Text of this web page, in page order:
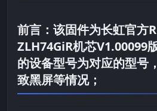
前言： 该固件为长虹官方
ZLH74GiR机芯V1.00099
的设备型号为对应的型号
致黑屏等情况；